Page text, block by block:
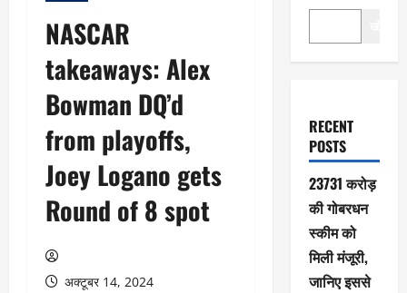
NASCAR
takeaways: Alex
Bowman DQ’d
from playoffs,
Joey Logano gets
Round of 8 spot
अक्टूबर 14, 2024
RECENT
POSTS
23731 करोड़
की गोबरधन
स्कीम को
मिली मंजूरी,
जानिए इससे